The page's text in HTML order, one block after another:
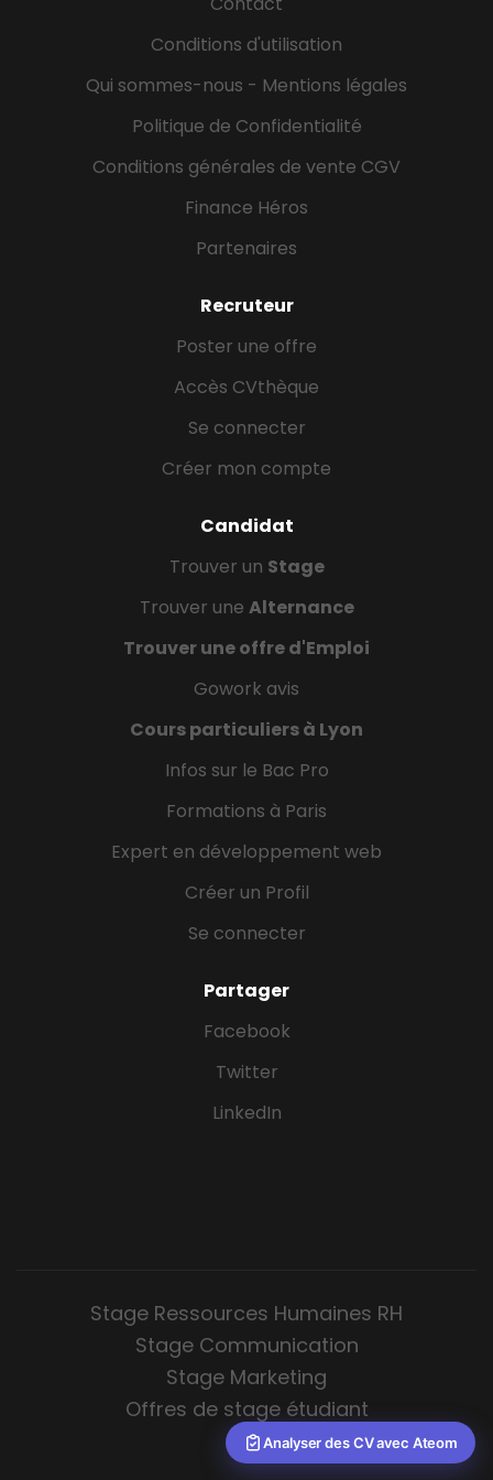
traiter des éléments graphiques sur des logiciels de
pures sur tableurs Excel notamment. Organisé(e),
fiable et dynamique, vous souhaitez vous...
Conditions d'utilisation
Qui sommes-nous - Mentions légales
Politique de Confidentialité
Conditions générales de vente CGV
Finance Héros
Partenaires
Recruteur
Poster une offre
Accès CVthèque
Se connecter
Créer mon compte
Candidat
Trouver un Stage
Trouver une Alternance
Trouver une offre d'Emploi
Gowork avis
Cours particuliers à Lyon
Infos sur le Bac Pro
Formations à Paris
Expert en développement web
Créer un Profil
Se connecter
Partager
Facebook
Twitter
LinkedIn
Stage Ressources Humaines RH
Stage Communication
Stage Marketing
Offres de stage étudiant
Analyser des CV avec Ateom